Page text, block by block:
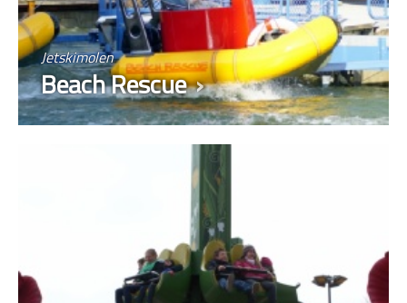
Jetskimolen
Beach Rescue